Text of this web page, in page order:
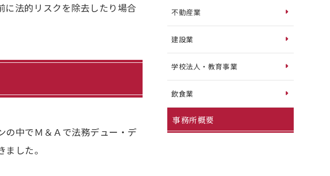
不動産業
建設業
学校法人・教育事業
飲食業
事務所概要
に法的リスクを除去したり場合
中でＭ＆Ａで法務デュー・デ
した。